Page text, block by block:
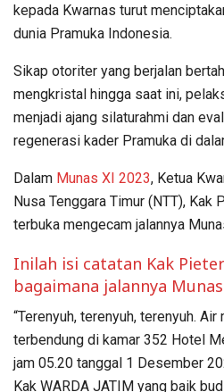
kepada Kwarnas turut
dunia Pramuka Indonesia.
Sikap otoriter yang berjalan
mengkristal hingga saat ini,
menjadi ajang silaturahmi dan
regenerasi kader Pramuka di
Dalam Munas XI 2023, Ketua
Nusa Tenggara Timur (NTT), Kak
terbuka mengecam jalannya
Inilah isi catatan Kak
bagaimana jalannya
“Terenyuh, terenyuh, terenyuh.
terbendung di kamar 352 Hotel
jam 05.20 tanggal 1 Desember
Kak WARDA JATIM yang baik